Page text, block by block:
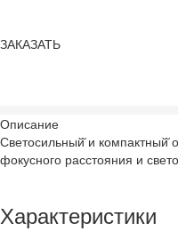
ЗАКАЗАТЬ
Описание
Светосильный̆ и компактный̆
фокусного расстояния и
Характеристики